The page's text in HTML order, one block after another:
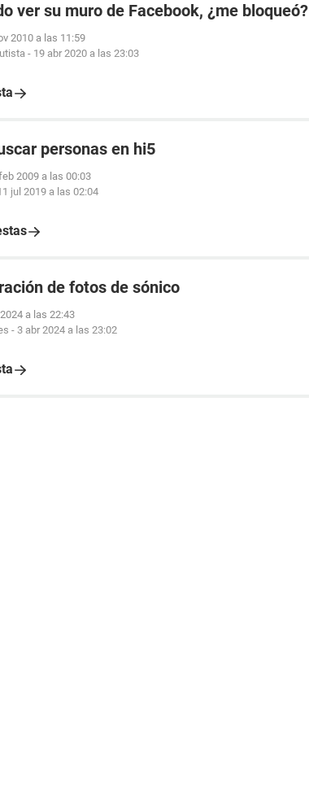
ver su muro de Facebook, ¿me bloqueó?
2010 a las 11:59
- 19 abr 2020 a las 23:03
personas en hi5
2009 a las 00:03
jul 2019 a las 02:04
de fotos de sónico
a las 22:43
- 3 abr 2024 a las 23:02